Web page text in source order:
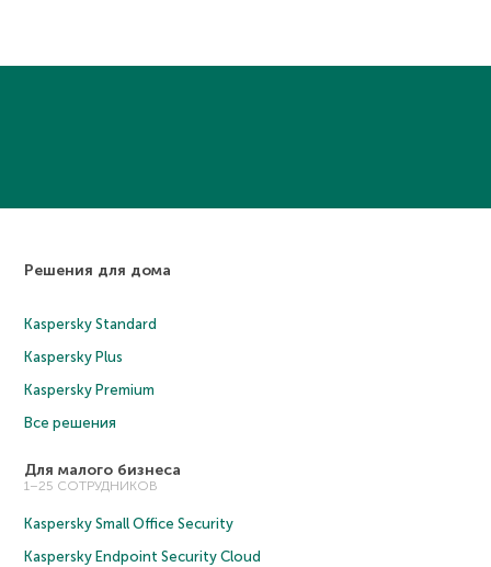
Решения для дома
Kaspersky Standard
Kaspersky Plus
Kaspersky Premium
Все решения
Для малого бизнеса
1–25 СОТРУДНИКОВ
Kaspersky Small Office Security
Kaspersky Endpoint Security Cloud